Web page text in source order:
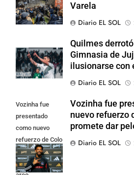
Varela
Diario EL SOL
Quilmes
Gimnasia de
ilusionarse con
Diario EL SOL
Vozinha fue
presentado
como nuevo
refuerzo de Colo
Colo y promete
dar pelea por el
Vozinha fue
nuevo refuerzo
promete dar
Diario EL SOL